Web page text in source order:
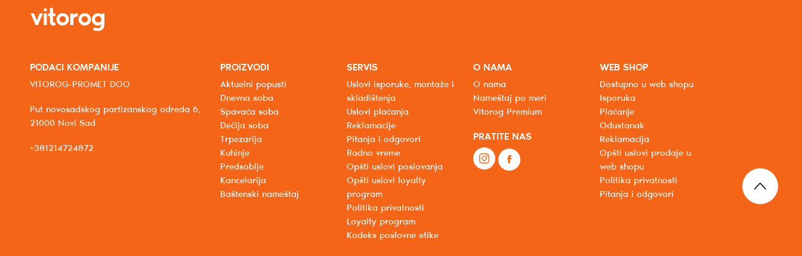
PODACI KOMPANIJE
VITOROG-PROMET DOO
Put novosadskog partizanskog odreda 6,
21000 Novi Sad
+381214724872
PROIZVODI
Aktuelni popusti
Dnevna soba
Spavaća soba
Dečija soba
Trpezarija
Kuhinje
Predsoblje
Kancelarija
Baštenski nameštaj
SERVIS
Uslovi isporuke, montaže i
skladištenja
Uslovi plaćanja
Reklamacije
Pitanja i odgovori
Radno vreme
Opšti uslovi poslovanja
Opšti uslovi loyalty
program
Politika privatnosti
Loyalty program
Kodeks poslovne etike
O NAMA
O nama
Nameštaj po meri
Vitorog Premium
PRATITE NAS
WEB SHOP
Dostupno u web shopu
Isporuka
Plaćanje
Odustanak
Reklamacija
Opšti uslovi prodaje u
web shopu
Politika privatnosti
Pitanja i odgovori